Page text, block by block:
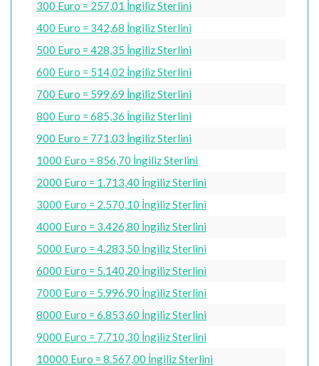
300 Euro = 257,01 İngiliz Sterlini
400 Euro = 342,68 İngiliz Sterlini
500 Euro = 428,35 İngiliz Sterlini
600 Euro = 514,02 İngiliz Sterlini
700 Euro = 599,69 İngiliz Sterlini
800 Euro = 685,36 İngiliz Sterlini
900 Euro = 771,03 İngiliz Sterlini
1000 Euro = 856,70 İngiliz Sterlini
2000 Euro = 1.713,40 İngiliz Sterlini
3000 Euro = 2.570,10 İngiliz Sterlini
4000 Euro = 3.426,80 İngiliz Sterlini
5000 Euro = 4.283,50 İngiliz Sterlini
6000 Euro = 5.140,20 İngiliz Sterlini
7000 Euro = 5.996,90 İngiliz Sterlini
8000 Euro = 6.853,60 İngiliz Sterlini
9000 Euro = 7.710,30 İngiliz Sterlini
10000 Euro = 8.567,00 İngiliz Sterlini